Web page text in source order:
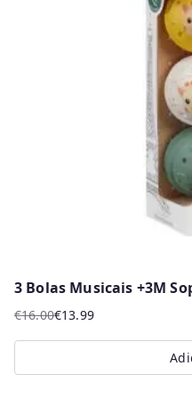
3 Bolas Musicais +3M
€16.00
O
preço
original
€13.99
O
preço
atual